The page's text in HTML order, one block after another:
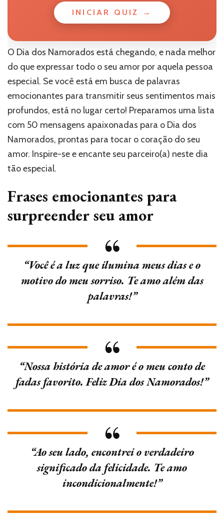
INICIAR QUIZ →
O Dia dos Namorados está chegando, e nada melhor
do que expressar todo o seu amor por aquela pessoa
especial. Se você está em busca de palavras
emocionantes para transmitir seus sentimentos mais
profundos, está no lugar certo! Preparamos uma lista
com 50 mensagens apaixonadas para o Dia dos
Namorados, prontas para tocar o coração do seu
amor. Inspire-se e encante seu parceiro(a) neste dia
tão especial.
Frases emocionantes para
surpreender seu amor
“Você é a luz que ilumina meus dias e o
motivo do meu sorriso. Te amo além das
palavras!”
“Nossa história de amor é o meu conto de
fadas favorito. Feliz Dia dos Namorados!”
“Ao seu lado, encontrei o verdadeiro
significado da felicidade. Te amo
incondicionalmente!”